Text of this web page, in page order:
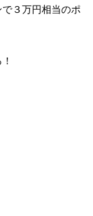
３万円相当のポ